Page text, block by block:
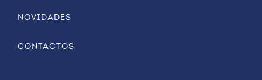
NOVIDADES
CONTACTOS